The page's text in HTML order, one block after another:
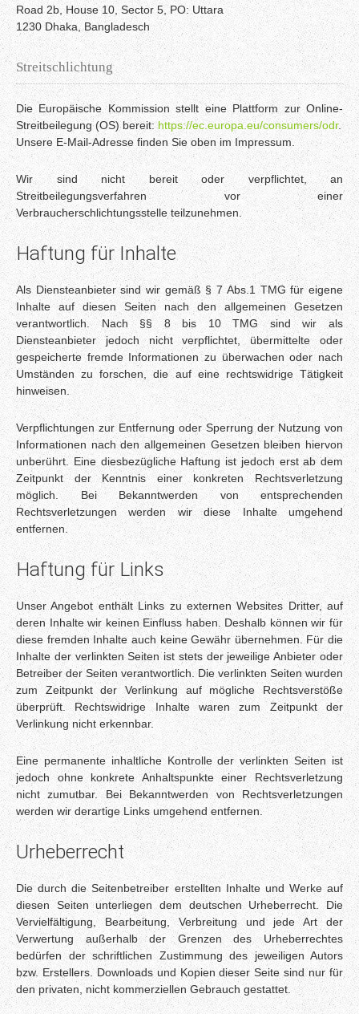
Road 2b, House 10, Sector 5, PO: Uttara
1230 Dhaka, Bangladesch
Streitschlichtung
Die Europäische Kommission stellt eine Plattform zur Online-
Streitbeilegung (OS) bereit:https://ec.europa.eu/consumers/odr.
Unsere E-Mail-Adresse finden Sie oben im Impressum.
Wir sind nicht bereit oder verpflichtet, an
Streitbeilegungsverfahren vor einer
Verbraucherschlichtungsstelle teilzunehmen.
Haftung für Inhalte
Als Diensteanbieter sind wir gemäß § 7 Abs.1 TMG für eigene
Inhalte auf diesen Seiten nach den allgemeinen Gesetzen
verantwortlich. Nach §§ 8 bis 10 TMG sind wir als
Diensteanbieter jedoch nicht verpflichtet, übermittelte oder
gespeicherte fremde Informationen zu überwachen oder nach
Umständen zu forschen, die auf eine rechtswidrige Tätigkeit
hinweisen.
Verpflichtungen zur Entfernung oder Sperrung der Nutzung von
Informationen nach den allgemeinen Gesetzen bleiben hiervon
unberührt. Eine diesbezügliche Haftung ist jedoch erst ab dem
Zeitpunkt der Kenntnis einer konkreten Rechtsverletzung
möglich. Bei Bekanntwerden von entsprechenden
Rechtsverletzungen werden wir diese Inhalte umgehend
entfernen.
Haftung für Links
Unser Angebot enthält Links zu externen Websites Dritter, auf
deren Inhalte wir keinen Einfluss haben. Deshalb können wir für
diese fremden Inhalte auch keine Gewähr übernehmen. Für die
Inhalte der verlinkten Seiten ist stets der jeweilige Anbieter oder
Betreiber der Seiten verantwortlich. Die verlinkten Seiten wurden
zum Zeitpunkt der Verlinkung auf mögliche Rechtsverstöße
überprüft. Rechtswidrige Inhalte waren zum Zeitpunkt der
Verlinkung nicht erkennbar.
Eine permanente inhaltliche Kontrolle der verlinkten Seiten ist
jedoch ohne konkrete Anhaltspunkte einer Rechtsverletzung
nicht zumutbar. Bei Bekanntwerden von Rechtsverletzungen
werden wir derartige Links umgehend entfernen.
Urheberrecht
Die durch die Seitenbetreiber erstellten Inhalte und Werke auf
diesen Seiten unterliegen dem deutschen Urheberrecht. Die
Vervielfältigung, Bearbeitung, Verbreitung und jede Art der
Verwertung außerhalb der Grenzen des Urheberrechtes
bedürfen der schriftlichen Zustimmung des jeweiligen Autors
bzw. Erstellers. Downloads und Kopien dieser Seite sind nur für
den privaten, nicht kommerziellen Gebrauch gestattet.